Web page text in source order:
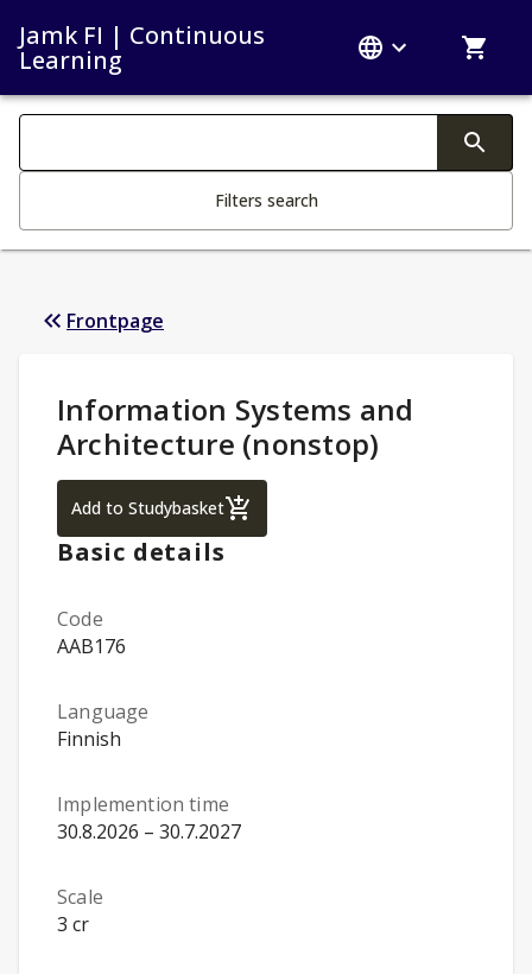
Jamk FI | Continuous
Learning
Search filters
Filters search
Frontpage
Study Details:
Information Systems and
Architecture (nonstop)
Add to StudybasketInformation Systems and Architecture
Basic details
Code
AAB176
Language
Finnish
Implemention time
30.8.2026 – 30.7.2027
Scale
3 cr